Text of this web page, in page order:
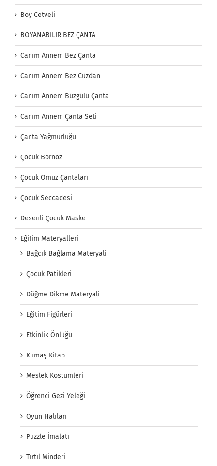
Boy Cetveli
BOYANABİLİR BEZ ÇANTA
Canım Annem Bez Çanta
Canım Annem Bez Cüzdan
Canım Annem Büzgülü Çanta
Canım Annem Çanta Seti
Çanta Yağmurluğu
Çocuk Bornoz
Çocuk Omuz Çantaları
Çocuk Seccadesi
Desenli Çocuk Maske
Eğitim Materyalleri
Bağcık Bağlama Materyali
Çocuk Patikleri
Düğme Dikme Materyali
Eğitim Figürleri
Etkinlik Önlüğü
Kumaş Kitap
Meslek Köstümleri
Öğrenci Gezi Yeleği
Oyun Halıları
Puzzle İmalatı
Tırtıl Minderi